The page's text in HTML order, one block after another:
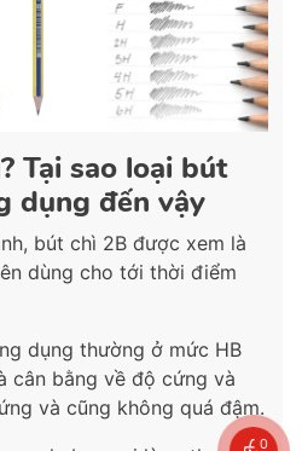
Tại sao loại bút
dụng đến vậy
bút chì 2B được xem là
dùng cho tới thời điểm
dụng thường ở mức HB
cân bằng về độ cứng và
và cũng không quá đậm.